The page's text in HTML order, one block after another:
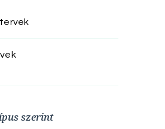
szerint